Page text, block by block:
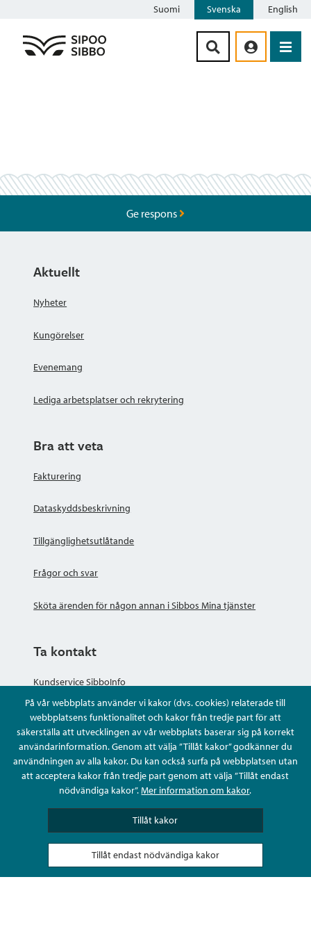
Suomi Svenska English
På vår webbplats använder vi kakor (dvs. cookies) relaterade till
webbplatsens funktionalitet och kakor från tredje part för att
säkerställa att utvecklingen av vår webbplats baserar sig på korrekt
användarinformation. Genom att välja ”Tillåt kakor” godkänner du
användningen av alla kakor. Du kan också surfa på webbplatsen utan
att acceptera kakor från tredje part genom att välja ”Tillåt endast
nödvändiga kakor”.Mer information om kakor.
Tillåt kakor
Tillåt endast nödvändiga kakor
Ge respons
Aktuellt
Nyheter
Kungörelser
Evenemang
Lediga arbetsplatser och rekrytering
Bra att veta
Fakturering
Dataskyddsbeskrivning
Tillgänglighetsutlåtande
Frågor och svar
Sköta ärenden för någon annan i Sibbos Mina tjänster
Ta kontakt
Kundservice SibboInfo
Ge anonym respons
Ställ en fråga eller sköta ditt ärende
Kontaktuppgifter